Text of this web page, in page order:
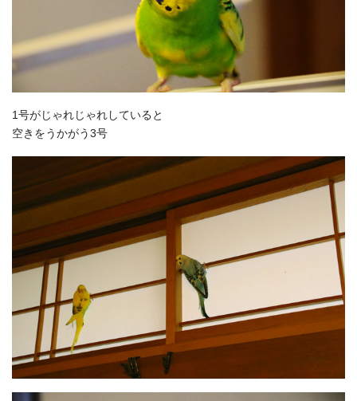
1号がじゃれじゃれしていると
空きをうかがう3号